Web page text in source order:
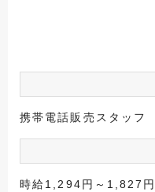
携帯電話販売スタッフ
時給1,294円～1,827